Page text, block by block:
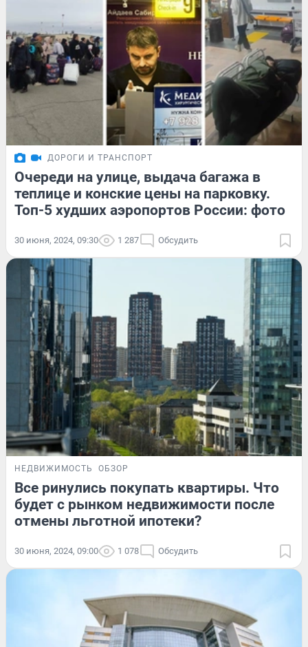
ДОРОГИ И ТРАНСПОРТ
Очереди на улице, выдача багажа в
теплице и конские цены на парковку.
Топ-5 худших аэропортов России: фото
30 июня, 2024, 09:30 1 287 Обсудить
НЕДВИЖИМОСТЬ ОБЗОР
Все ринулись покупать квартиры. Что
будет с рынком недвижимости после
отмены льготной ипотеки?
30 июня, 2024, 09:00 1 078 Обсудить